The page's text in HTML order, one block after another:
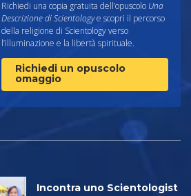
Richiedi una copia gratuita dell’opuscolo Una
Descrizione di Scientologye scopri il percorso
della religione di Scientology verso
l’illuminazione e la libertà spirituale.
Richiedi un opuscolo
omaggio
Incontra uno Scientologist